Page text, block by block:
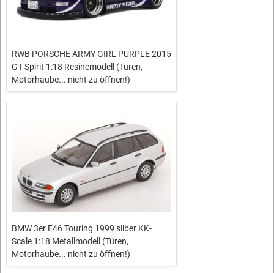
RWB PORSCHE ARMY GIRL PURPLE 2015
GT Spirit 1:18 Resinemodell (Türen,
Motorhaube... nicht zu öffnen!)
BMW 3er E46 Touring 1999 silber KK-
Scale 1:18 Metallmodell (Türen,
Motorhaube... nicht zu öffnen!)